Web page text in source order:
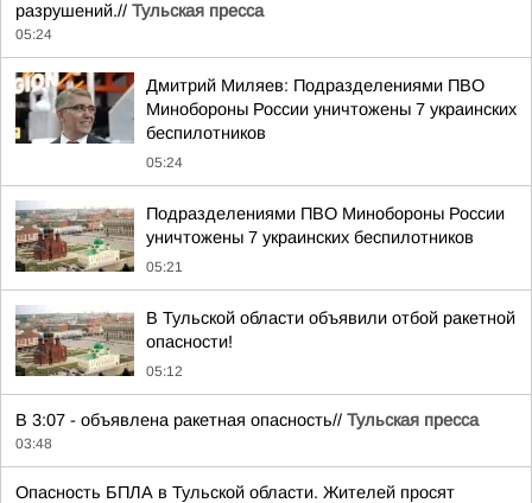
разрушений.// Тульская пресса
05:24
Дмитрий Миляев: Подразделениями ПВО
Минобороны России уничтожены 7 украинских
беспилотников
05:24
Подразделениями ПВО Минобороны России
уничтожены 7 украинских беспилотников
05:21
В Тульской области объявили отбой ракетной
опасности!
05:12
В 3:07 - объявлена ракетная опасность// Тульская пресса
03:48
Опасность БПЛА в Тульской области. Жителей просят